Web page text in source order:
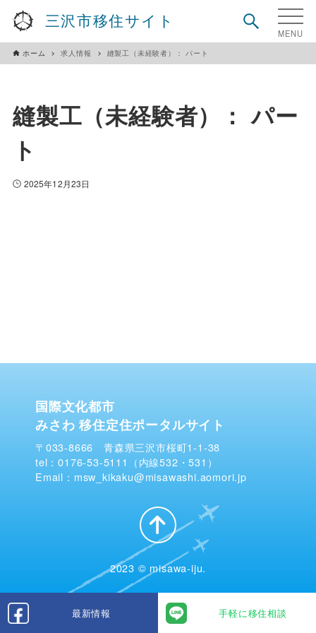
三沢市移住サイト
最新情報 手軽に移住相談
ホーム 求人情報 縫製工（未経験者）： パート
縫製工（未経験者）： パー
ト
2025年12月23日
国際文化都市
みさわ 移住定住ポータルサイト
〒033-8666 青森県三沢市桜町1-1-38
tel：0176-53-5111（内線532・531）
Email：msw_kikaku@misawashi.aomori.jp
2023 © misawa-iju.